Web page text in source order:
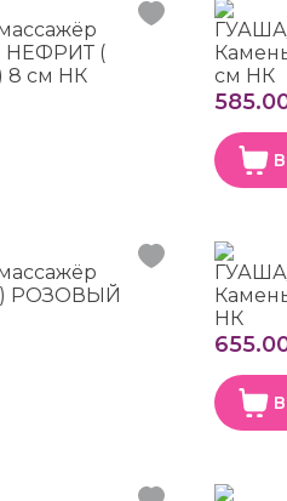
НЕФРИТ (
8 см НК
см НК
РОЗОВЫЙ
НК